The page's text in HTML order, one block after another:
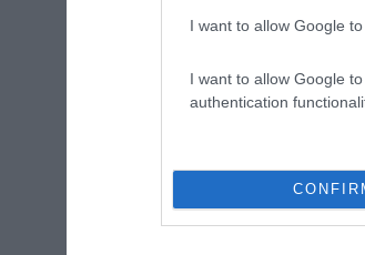
I want to allow Google
I want to allow Google
authentication